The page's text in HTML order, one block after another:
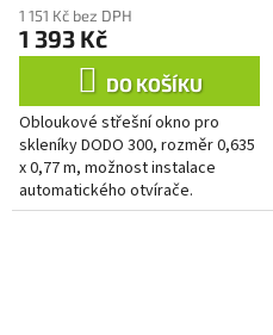
1 151 Kč bez DPH
1 393 Kč
DO KOŠÍKU
Obloukové střešní okno pro
skleníky DODO 300, rozměr 0,635
x 0,77 m, možnost instalace
automatického otvírače.